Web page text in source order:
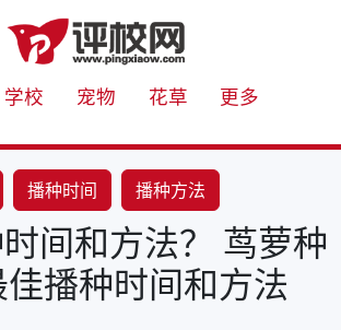
学校 宠物 花草 更多
播种时间 播种方法
间和方法？ 茑萝种
播种时间和方法